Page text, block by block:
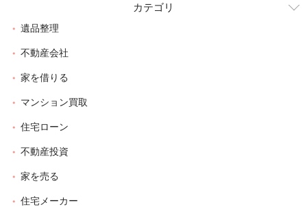
カテゴリ
遺品整理
不動産会社
家を借りる
マンション買取
住宅ローン
不動産投資
家を売る
住宅メーカー